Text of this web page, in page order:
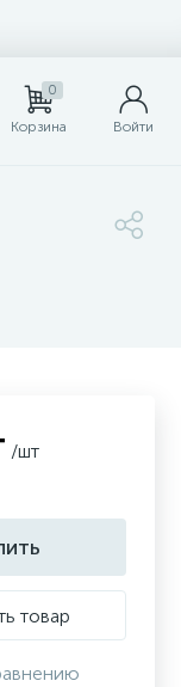
0
Корзина Войти
/шт
товар